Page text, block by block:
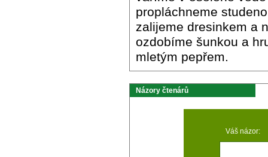
propláchneme
zalijeme dresinkem a
ozdobíme šunkou a
mletým pepřem.
Názory čtenárů
Váš názor: